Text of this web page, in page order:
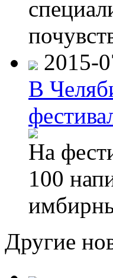
2015-
В
На
100
Другие